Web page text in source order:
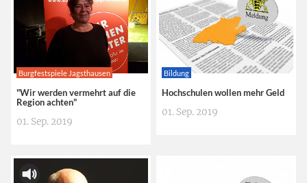
Burgfestspiele Jagsthausen
"Wir werden vermehrt auf die
Region achten"
01. Sep. 2019
Bildung
Hochschulen wollen mehr Geld
01. Sep. 2019